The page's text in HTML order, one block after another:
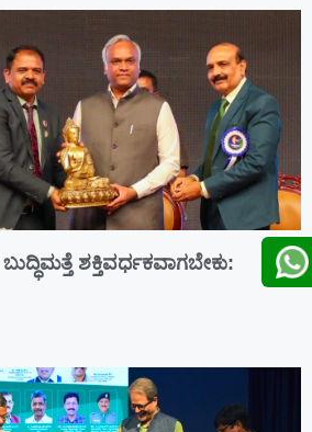
ಬುದ್ಧಿಮತ್ತೆ ಶಕ್ತಿವರ್ಧಕವಾಗಬೇಕು: